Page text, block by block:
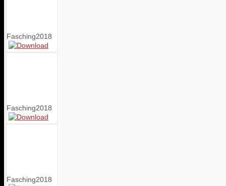
Fasching2018
Fasching2018
Fasching2018